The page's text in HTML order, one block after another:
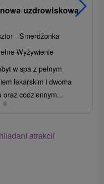
uzdrowiskowa
- Smerdžonka
Wyżywienie
w spa z pełnym
lekarskim i dwoma
oraz codziennym...
atrakcií